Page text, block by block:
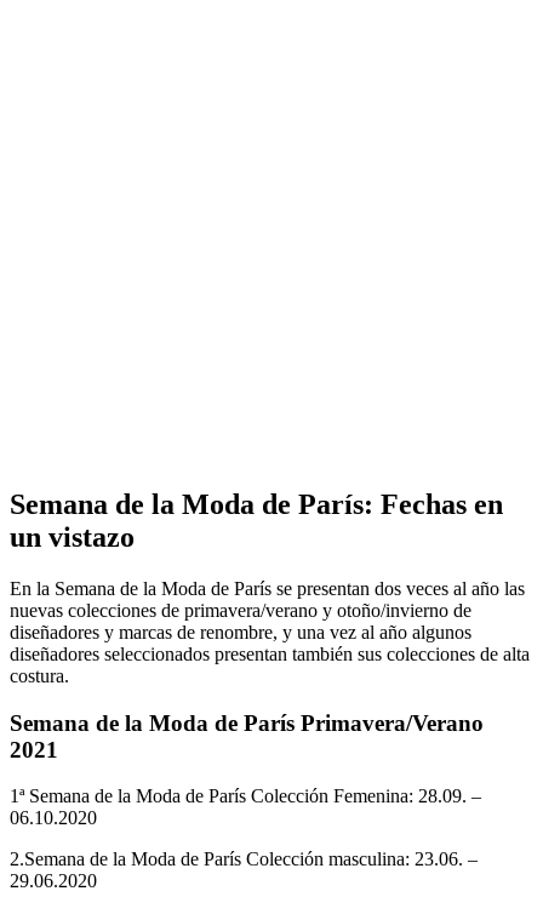
Semana de la Moda de París: Fechas en
un vistazo
En la Semana de la Moda de París se presentan dos veces al año las
nuevas colecciones de primavera/verano y otoño/invierno de
diseñadores y marcas de renombre, y una vez al año algunos
diseñadores seleccionados presentan también sus colecciones de alta
costura.
Semana de la Moda de París Primavera/Verano
2021
1ª Semana de la Moda de París Colección Femenina: 28.09. –
06.10.2020
2.Semana de la Moda de París Colección masculina: 23.06. –
29.06.2020